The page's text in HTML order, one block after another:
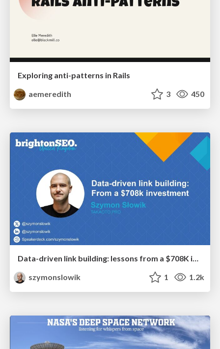
Exploring anti-patterns in Rails
aemeredith
3 450
Data-driven link building: lessons from a $708K investment (BrightonSEO talk)
szymonslowik
1 1.2k